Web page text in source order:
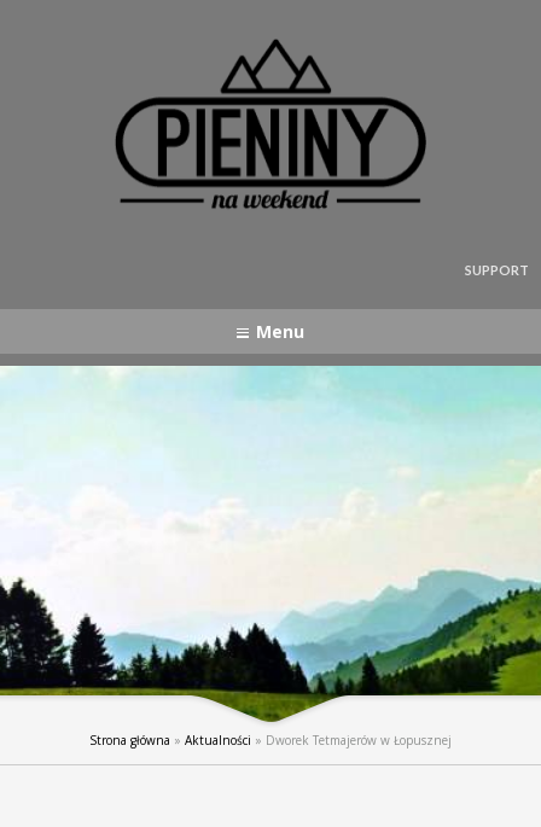
SUPPORT
Menu
Strona główna » Aktualności » Dworek Tetmajerów w Łopusznej